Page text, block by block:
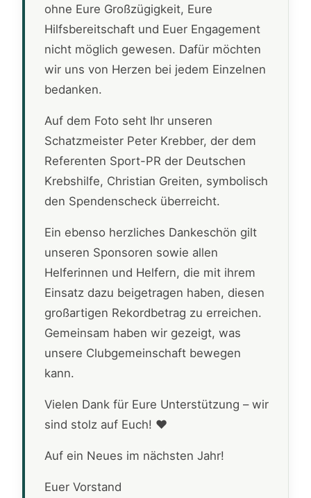
ohne Eure Großzügigkeit, Eure
Hilfsbereitschaft und Euer Engagement
nicht möglich gewesen. Dafür möchten
wir uns von Herzen bei jedem Einzelnen
bedanken.
Auf dem Foto seht Ihr unseren
Schatzmeister Peter Krebber, der dem
Referenten Sport-PR der Deutschen
Krebshilfe, Christian Greiten, symbolisch
den Spendenscheck überreicht.
Ein ebenso herzliches Dankeschön gilt
unseren Sponsoren sowie allen
Helferinnen und Helfern, die mit ihrem
Einsatz dazu beigetragen haben, diesen
großartigen Rekordbetrag zu erreichen.
Gemeinsam haben wir gezeigt, was
unsere Clubgemeinschaft bewegen
kann.
Vielen Dank für Eure Unterstützung – wir
sind stolz auf Euch! ❤️
Auf ein Neues im nächsten Jahr!
Euer Vorstand